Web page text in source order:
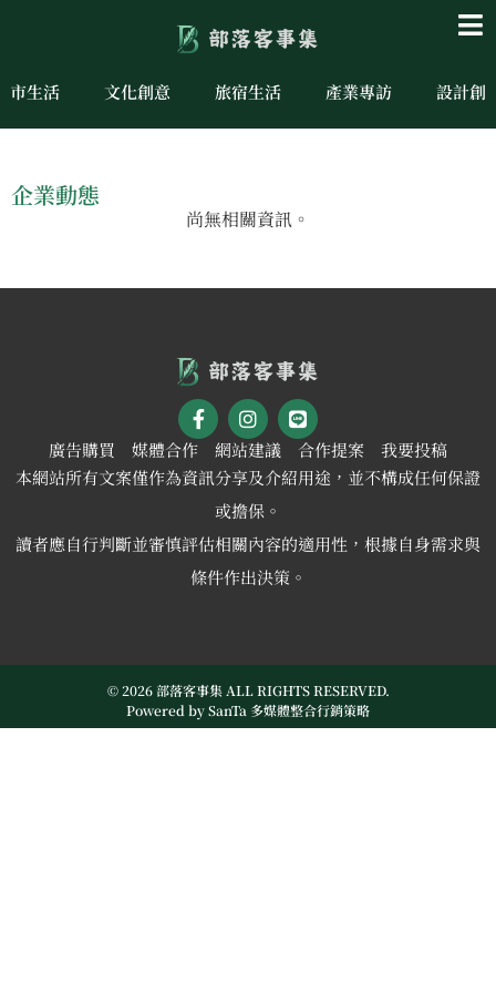
市生活 文化創意 旅宿生活 產業專訪 設計創
企業動態
尚無相關資訊。
廣告購買 媒體合作 網站建議 合作提案
我要投稿
本網站所有文案僅作為資訊分享及介紹用途，並不構成任何保證
或擔保。
讀者應自行判斷並審慎評估相關內容的適用性，根據自身需求與
條件作出決策。
© 2026 部落客事集 ALL RIGHTS RESERVED.
Powered bySanTa 多媒體整合行銷策略